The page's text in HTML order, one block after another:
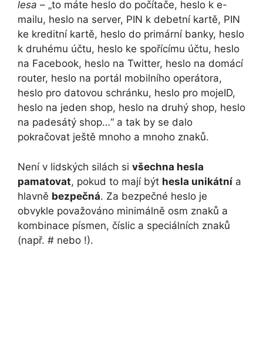
lesa – „to máte heslo do počítače, heslo k e-
mailu, heslo na server, PIN k debetní kartě, PIN
ke kreditní kartě, heslo do primární banky, heslo
k druhému účtu, heslo ke spořícímu účtu, heslo
na Facebook, heslo na Twitter, heslo na domácí
router, heslo na portál mobilního operátora,
heslo pro datovou schránku, heslo pro mojeID,
heslo na jeden shop, heslo na druhý shop, heslo
na padesátý shop…“ a tak by se dalo
pokračovat ještě mnoho a mnoho znaků.
Není v lidských silách si všechna hesla
pamatovat, pokud to mají být hesla unikátní a
hlavně bezpečná. Za bezpečné heslo je
obvykle považováno minimálně osm znaků a
kombinace písmen, číslic a speciálních znaků
(např. # nebo !).